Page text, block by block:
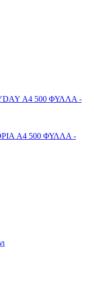
Α4 500 ΦΥΛΛΑ -
Α4 500 ΦΥΛΛΑ -